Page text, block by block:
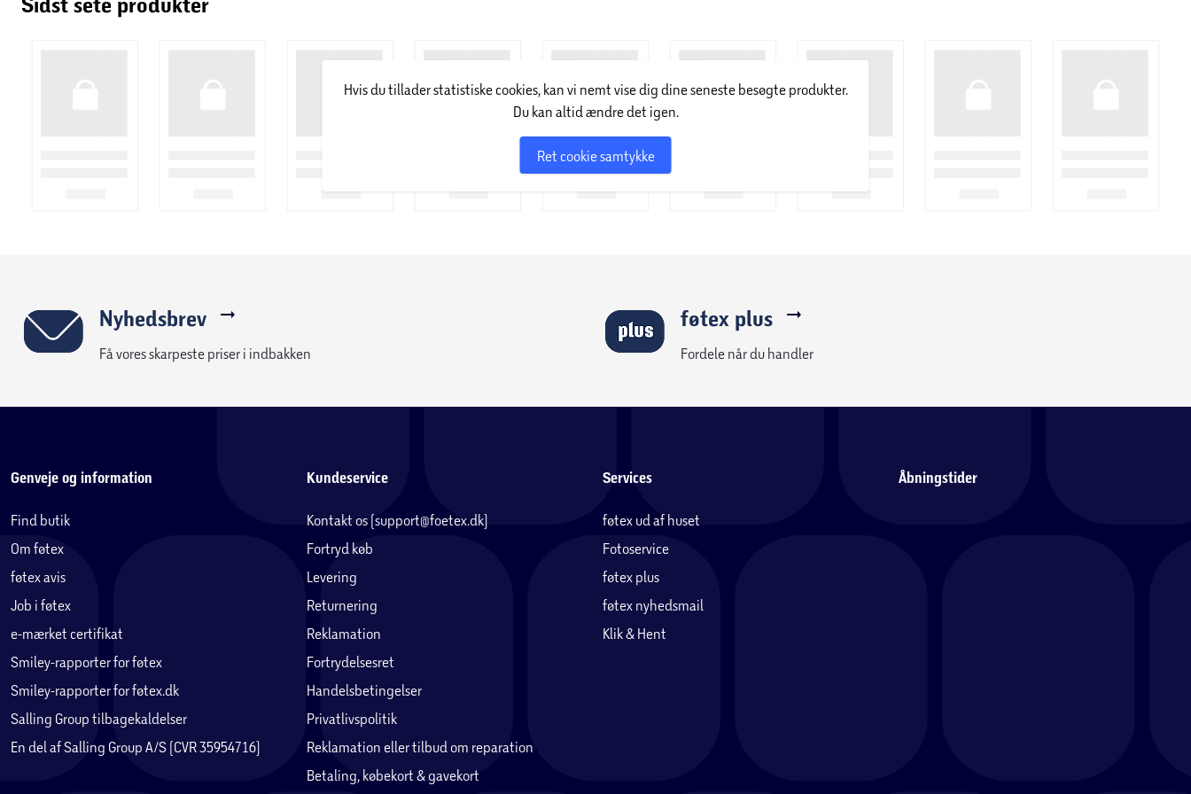
Hvis du tillader statistiske cookies, kan vi nemt vise dig dine seneste besøgte produkter.
Du kan altid ændre det igen.
Ret cookie samtykke
Nyhedsbrev
Få vores skarpeste priser i indbakken
føtex plus
Fordele når du handler
Genveje og information
Find butik
Om føtex
føtex avis
Job i føtex
e-mærket certifikat
Smiley-rapporter for føtex
Smiley-rapporter for føtex.dk
Salling Group tilbagekaldelser
En del af Salling Group A/S (CVR 35954716)
Kundeservice
Kontakt os (support@foetex.dk)
Fortryd køb
Levering
Returnering
Reklamation
Fortrydelsesret
Handelsbetingelser
Privatlivspolitik
Reklamation eller tilbud om reparation
Betaling, købekort & gavekort
Services
føtex ud af huset
Fotoservice
føtex plus
føtex nyhedsmail
Klik & Hent
Åbningstider